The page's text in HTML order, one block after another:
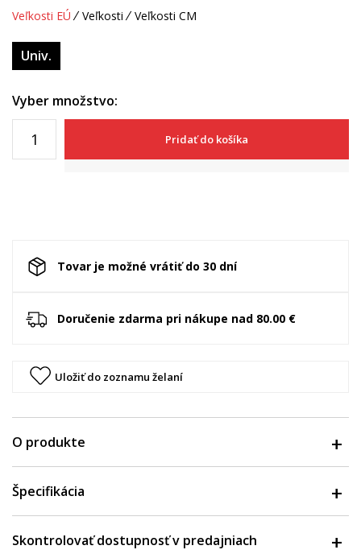
Veľkosti EÚ Veľkosti Veľkosti CM
Univ.
Vyber množstvo:
Pridať do košíka
Tovar je možné vrátiť do 30 dní
Doručenie zdarma pri nákupe nad 80.00 €
Uložiť do zoznamu želaní
O produkte
Špecifikácia
Skontrolovať dostupnosť v predajniach